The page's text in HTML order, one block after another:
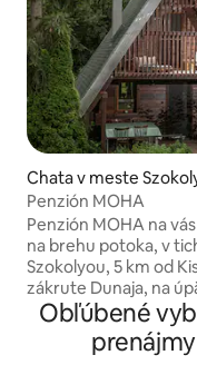
Chata v meste
Penzión MOHA
Penzión MOHA na
na brehu potoka, v
Szokolyou, 5 km od
zákrute Dunaja, na
Börzsöny, v
zariadený,
je vhodný pre 6 osôb. Môžete prísť sami,
Obľúbené